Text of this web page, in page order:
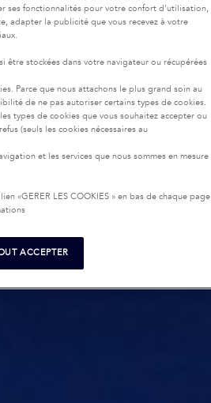
ses fonctionnalités pour votre confort d’utilisation,
adapter la publicité que vous recevez à votre
être stockées dans votre navigateur ou récupérées
Parce que nous attachons le plus grand soin au
de ne pas autoriser certains types de cookies.
types de cookies que vous souhaitez accepter ou
(seuls les cookies nécessaires au
et les services que nous sommes en mesure
«GERER LES COOKIES » en bas de chaque page
ACCEPTER